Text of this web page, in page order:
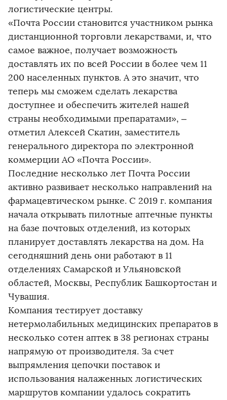
логистические центры.
«Почта России становится участником рынка
дистанционной торговли лекарствами, и, что
самое важное, получает возможность
доставлять их по всей России в более чем 11
200 населенных пунктов. А это значит, что
теперь мы сможем сделать лекарства
доступнее и обеспечить жителей нашей
страны необходимыми препаратами», –
отметил Алексей Скатин, заместитель
генерального директора по электронной
коммерции АО «Почта России».
Последние несколько лет Почта России
активно развивает несколько направлений на
фармацевтическом рынке. С 2019 г. компания
начала открывать пилотные аптечные пункты
на базе почтовых отделений, из которых
планирует доставлять лекарства на дом. На
сегодняшний день они работают в 11
отделениях Самарской и Ульяновской
областей, Москвы, Республик Башкортостан и
Чувашия.
Компания тестирует доставку
нетермолабильных медицинских препаратов в
несколько сотен аптек в 38 регионах страны
напрямую от производителя. За счет
выпрямления цепочки поставок и
использования налаженных логистических
маршрутов компании удалось сократить